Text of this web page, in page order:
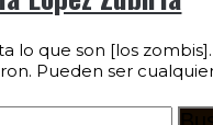
lo que son [los
Pueden ser